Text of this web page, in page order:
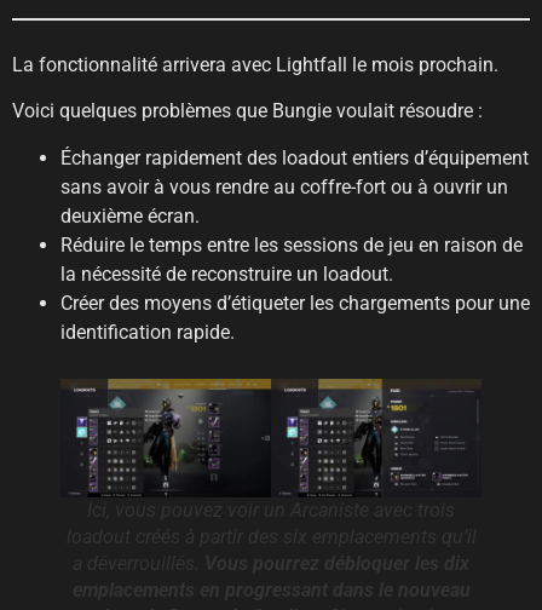
La fonctionnalité arrivera avec Lightfall le mois prochain.
Voici quelques problèmes que Bungie voulait résoudre :
Échanger rapidement des loadout entiers d’équipement
sans avoir à vous rendre au coffre-fort ou à ouvrir un
deuxième écran.
Réduire le temps entre les sessions de jeu en raison de
la nécessité de reconstruire un loadout.
Créer des moyens d’étiqueter les chargements pour une
identification rapide.